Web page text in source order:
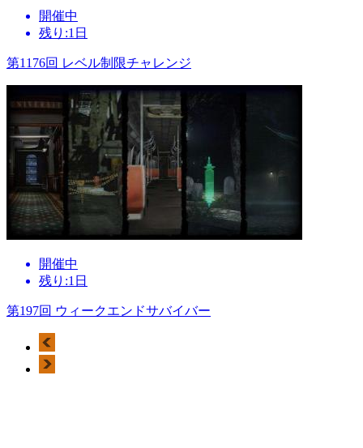
開催中
残り:1日
第1176回 レベル制限チャレンジ
開催中
残り:1日
第197回 ウィークエンドサバイバー